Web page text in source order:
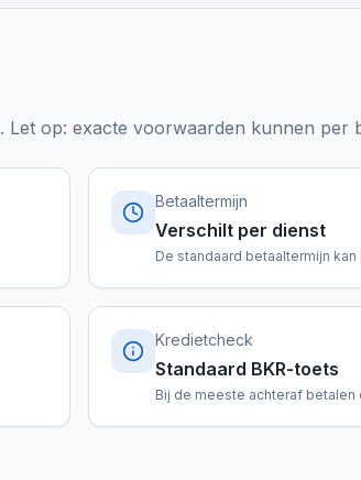
. Let op: exacte voorwaarden kunnen per
Betaaltermijn
Verschilt per dienst
De standaard betaaltermijn
Kredietcheck
Standaard BKR-toets
Bij de meeste achteraf